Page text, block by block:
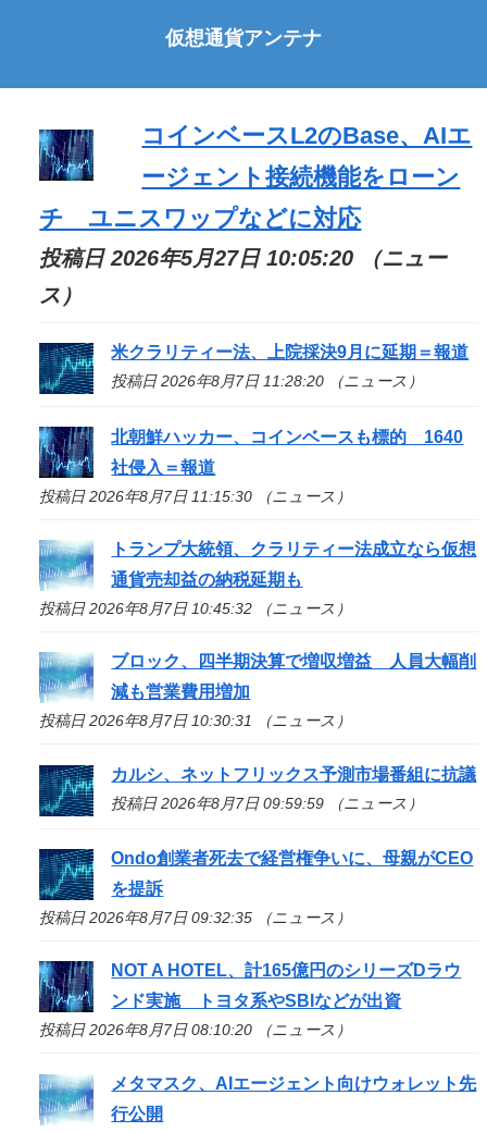
仮想通貨アンテナ
コインベースL2のBase、AIエ
ージェント接続機能をローン
チ ユニスワップなどに対応
投稿日 2026年5月27日 10:05:20 （ニュー
ス）
米クラリティー法、上院採決9月に延期＝報道
投稿日 2026年8月7日 11:28:20 （ニュース）
北朝鮮ハッカー、コインベースも標的 1640
社侵入＝報道
投稿日 2026年8月7日 11:15:30 （ニュース）
トランプ大統領、クラリティー法成立なら仮想
通貨売却益の納税延期も
投稿日 2026年8月7日 10:45:32 （ニュース）
ブロック、四半期決算で増収増益 人員大幅削
減も営業費用増加
投稿日 2026年8月7日 10:30:31 （ニュース）
カルシ、ネットフリックス予測市場番組に抗議
投稿日 2026年8月7日 09:59:59 （ニュース）
Ondo創業者死去で経営権争いに、母親がCEO
を提訴
投稿日 2026年8月7日 09:32:35 （ニュース）
NOT A HOTEL、計165億円のシリーズDラウ
ンド実施 トヨタ系やSBIなどが出資
投稿日 2026年8月7日 08:10:20 （ニュース）
メタマスク、AIエージェント向けウォレット先
行公開